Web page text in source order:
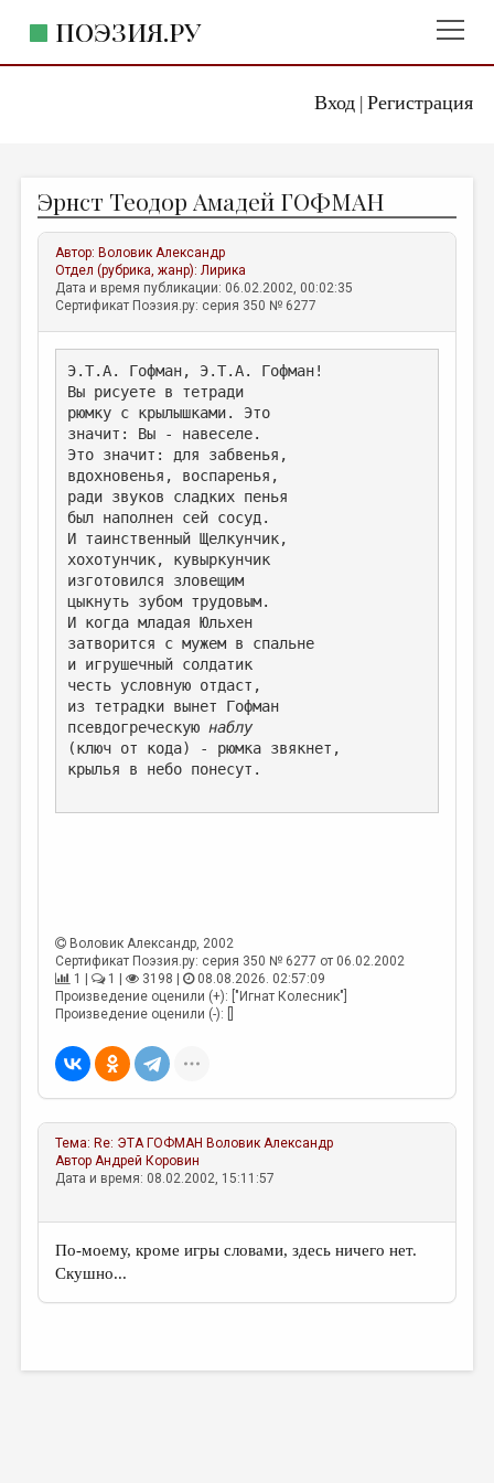
Вход| Регистрация
ПОЭЗИЯ.РУ
ЖАНРЫ
АВТОРЫ
КОММЕНТАРИИ
ЛИТСАЛОН
НОВОСТИ
ПРАВИЛА САЙТА
ОТДЕЛЫ И РУБРИКИ
ИЗБРАННОЕ
ДАЙДЖЕСТ
ПРОИЗВЕДЕНИЯ
ПЕРЕВОДЫ
КОНКУРСЫ
ДЕТСКАЯ КОМНАТА
КНИЖНАЯ ПОЛКА
ОБЗОР ЛИТЕРАТУРЫ
ОТ РЕДАКЦИИ
МАЛАЯ ПРОЗА
ЛИТЕРАТУРОВЕДЕНИЕ
ПУБЛИЦИСТИКА
РЕЦЕНЗИРОВАНИЕ
ЦИКЛЫ ПУБЛИКАЦИЙ
ТРЕДИАКОВСКИЙ
МЕДИА
Эрнст Теодор Амадей ГОФМАН
Автор: Воловик Александр
Отдел (рубрика, жанр):Лирика
Дата и время публикации: 06.02.2002, 00:02:35
Сертификат Поэзия.ру: серия 350 № 6277
Э.Т.А. Гофман, Э.Т.А. Гофман!
Вы рисуете в тетради
рюмку с крылышками. Это
значит: Вы - навеселе.
Это значит: для забвенья,
вдохновенья, воспаренья,
ради звуков сладких пенья
был наполнен сей сосуд.
И таинственный Щелкунчик,
хохотунчик, кувыркунчик
изготовился зловещим
цыкнуть зубом трудовым.
И когда младая Юльхен
затворится с мужем в спальне
и игрушечный солдатик
честь условную отдаст,
из тетрадки вынет Гофман
псевдогреческую наблу
(ключ от кода) - рюмка звякнет,
крылья в небо понесут.
Воловик Александр , 2002
Сертификат Поэзия.ру: серия 350 № 6277 от 06.02.2002
1 |
1 | 3198 |
08.08.2026. 02:57:09
Произведение оценили (+): ["Игнат Колесник"]
Произведение оценили (-): []
Тема:Re: ЭТА ГОФМАН Воловик Александр
Автор Андрей Коровин
Дата и время: 08.02.2002, 15:11:57
По-моему, кроме игры словами, здесь ничего нет.
Скушно...